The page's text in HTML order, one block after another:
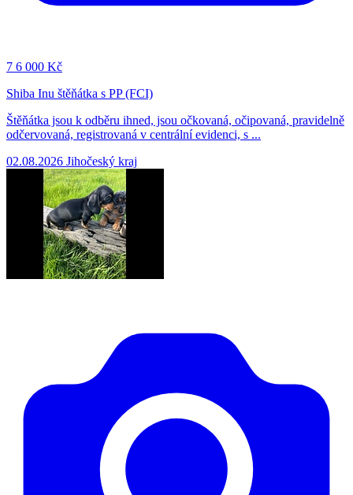
7 6 000 Kč
Shiba Inu štěňátka s PP (FCI)
Štěňátka jsou k odběru ihned, jsou očkovaná, očipovaná, pravidelně
odčervovaná, registrovaná v centrální evidenci, s ...
02.08.2026 Jihočeský kraj